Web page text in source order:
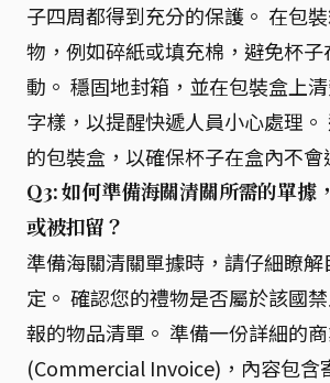
子四周都得到充分的保護。 在包
物，例如碎紙或填充棉，避免杯
動。 穩固地封箱，並在包裝盒上清
字樣，以提醒快遞人員小心處理
的包裝盒，以確保杯子在盒內不會
Q3: 如何準備海關清關所需的單據
或被扣留？
準備海關清關單據時，請仔細瞭
定。 確認您的禮物是否屬於該國
報的物品清單。 準備一份詳細的
(Commercial Invoice)，內容包含